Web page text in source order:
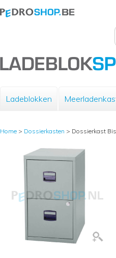
Ladeblokken
Home > Dossierkasten > Dossierkast